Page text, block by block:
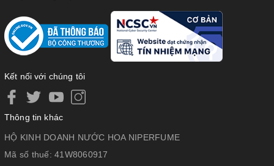
Kết nối với chúng tôi
Thông tin khác
HỘ KINH DOANH NƯỚC HOA NIPERFUME
Mã số thuế: 41W8060917